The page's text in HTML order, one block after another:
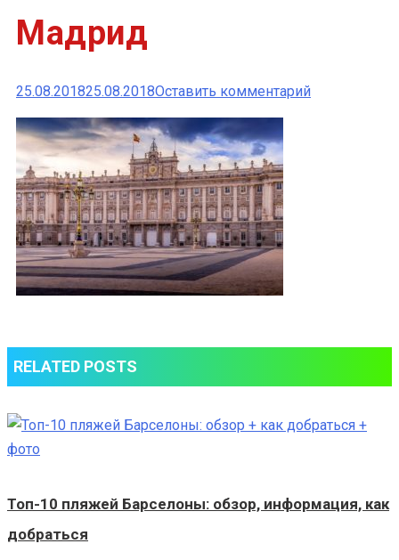
Мадрид
25.08.201825.08.2018Оставить комментарийк
RELATED POSTS
Топ-10 пляжей Барселоны: обзор, информация, как
добраться